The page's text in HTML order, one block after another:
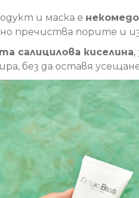
и маска е
пречиства порите и
салицилова киселина
без да оставя